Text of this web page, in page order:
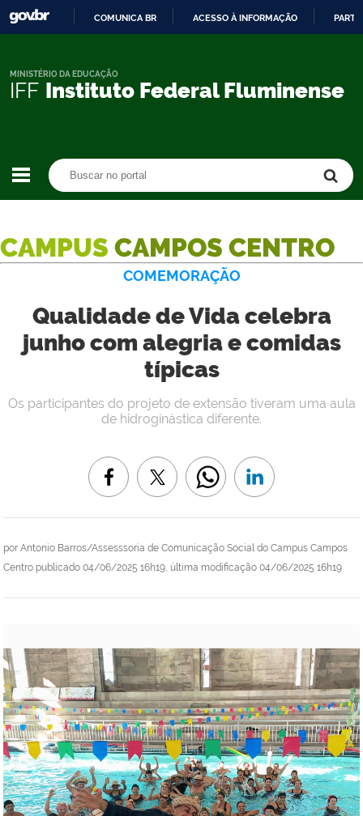
CONTEÚDO
COMUNICA BR ACESSO À INFORMAÇÃO
IFF Instituto Federal Fluminense
MINISTÉRIO DA EDUCAÇÃO
CAMPUS CAMPOS CENTRO
COMEMORAÇÃO
Qualidade de Vida celebra
junho com alegria e comidas
típicas
por Antonio Barros/Assesssoria de Comunicação Social do Campus Campos
Centro publicado 04/06/2025 16h19, última modificação 04/06/2025 16h19
Os participantes do projeto de extensão tiveram uma aula
de hidroginástica diferente.